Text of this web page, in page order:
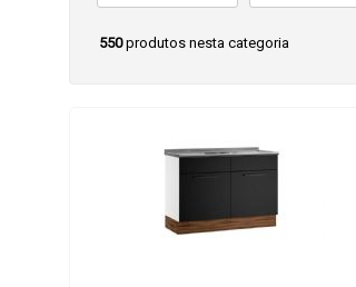
550produtos nesta categoria